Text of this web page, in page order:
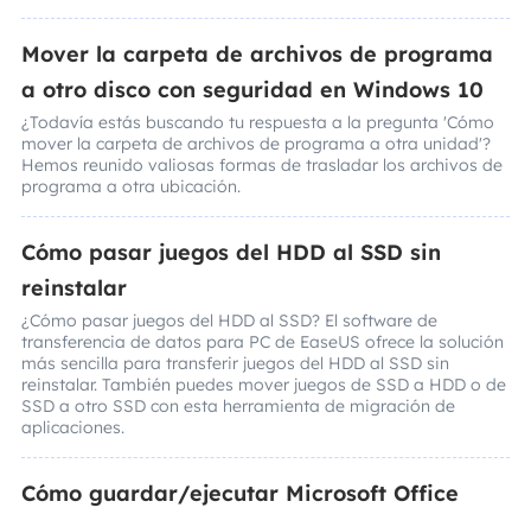
Mover la carpeta de archivos de programa
a otro disco con seguridad en Windows 10
¿Todavía estás buscando tu respuesta a la pregunta 'Cómo
mover la carpeta de archivos de programa a otra unidad'?
Hemos reunido valiosas formas de trasladar los archivos de
programa a otra ubicación.
Cómo pasar juegos del HDD al SSD sin
reinstalar
¿Cómo pasar juegos del HDD al SSD? El software de
transferencia de datos para PC de EaseUS ofrece la solución
más sencilla para transferir juegos del HDD al SSD sin
reinstalar. También puedes mover juegos de SSD a HDD o de
SSD a otro SSD con esta herramienta de migración de
aplicaciones.
Cómo guardar/ejecutar Microsoft Office